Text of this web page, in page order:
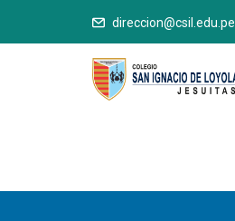
direccion@csil.edu.pe